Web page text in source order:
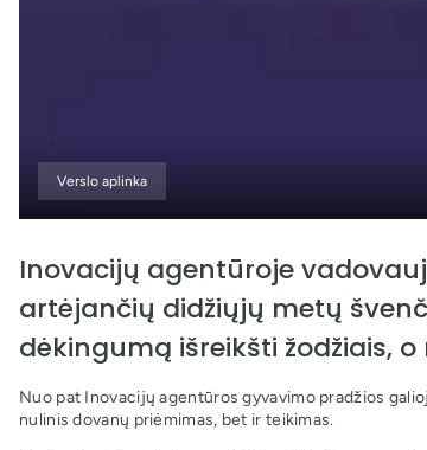
Verslo aplinka
Inovacijų agentūroje
artėjančių didžiųjų metų
dėkingumą išreikšti žodžiais,
Nuo pat Inovacijų agentūros gyvavimo pradžios
nulinis dovanų priėmimas, bet ir teikimas.